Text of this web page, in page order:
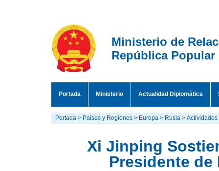
Ministerio de
República Popular
Portada Ministerio Actualidad Diplomática
Portada > Países y Regiones > Europa > Rusia > Actividades
Xi Jinping
Presidente